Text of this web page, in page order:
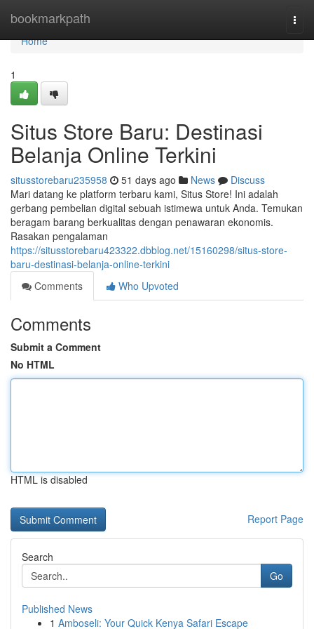
bookmarkpath
Home
Home
1
Situs Store Baru: Destinasi
Belanja Online Terkini
situsstorebaru235958 51 days ago News
Discuss
Mari datang ke platform terbaru kami, Situs Store! Ini adalah
gerbang pembelian digital sebuah istimewa untuk Anda. Temukan
beragam barang berkualitas dengan penawaran ekonomis.
Rasakan pengalaman
https://situsstorebaru423322.dbblog.net/15160298/situs-store-
baru-destinasi-belanja-online-terkini
Comments
Who Upvoted
Comments
Submit a Comment
No HTML
HTML is disabled
Report Page
Search
Go
Published News
1 Amboseli: Your Quick Kenya Safari Escape